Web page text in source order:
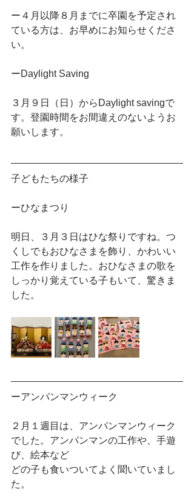
ー４月以降８月までに卒園を予定され
ている方は、お早めにお知らせくださ
い。
ーDaylight Saving
３月９日（日）からDaylight savingで
す。登園時間をお間違えのないようお
願いします。
子どもたちの様子
ーひなまつり
明日、３月３日はひな祭りですね。つ
くしでもおひなさまを飾り、かわいい
工作を作りました。おひなさまの歌を
しっかり覚えている子もいて、驚きま
した。
ーアンパンマンウィーク
２月１週目は、アンパンマンウィーク
でした。アンパンマンの工作や、手遊
び、絵本など
どの子も食いついてよく聞いていまし
た。